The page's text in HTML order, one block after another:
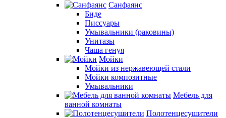
Санфаянс
Биде
Писсуары
Умывальники (раковины)
Унитазы
Чаша генуя
Мойки
Мойки из нержавеющей стали
Мойки композитные
Умывальники
Мебель для
ванной комнаты
Полотенцесушители